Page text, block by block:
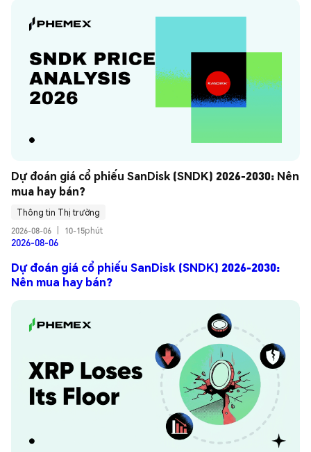
Dự đoán giá cổ phiếu SanDisk (SNDK) 2026-2030: Nên
mua hay bán?
Thông tin Thị trường
2026-08-06
10-15phút
2026-08-06
Dự đoán giá cổ phiếu SanDisk (SNDK) 2026-2030:
Nên mua hay bán?